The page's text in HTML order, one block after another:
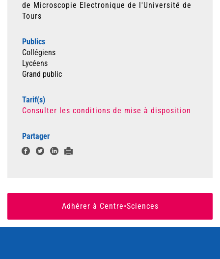
de Microscopie Electronique de l'Université de
Tours
Publics
Collégiens
Lycéens
Grand public
Tarif(s)
Consulter les conditions de mise à disposition
Partager
Adhérer à Centre•Sciences